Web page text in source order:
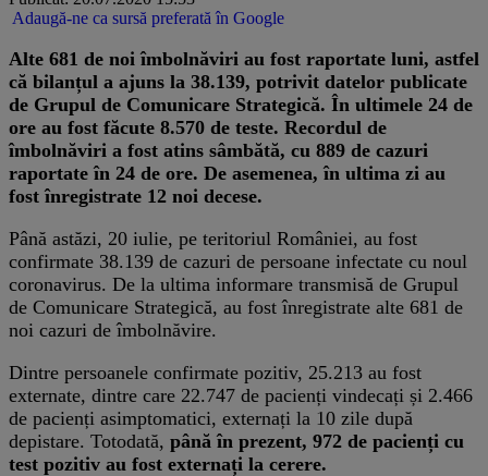
Adaugă-ne ca sursă preferată în Google
Alte 681 de noi îmbolnăviri au fost raportate luni, astfel
că bilanțul a ajuns la 38.139, potrivit datelor publicate
de Grupul de Comunicare Strategică. În ultimele 24 de
ore au fost făcute 8.570 de teste. Recordul de
îmbolnăviri a fost atins sâmbătă, cu 889 de cazuri
raportate în 24 de ore. De asemenea, în ultima zi au
fost înregistrate 12 noi decese.
Până astăzi, 20 iulie, pe teritoriul României, au fost
confirmate 38.139 de cazuri de persoane infectate cu noul
coronavirus. De la ultima informare transmisă de Grupul
de Comunicare Strategică, au fost înregistrate alte 681 de
noi cazuri de îmbolnăvire.
Dintre persoanele confirmate pozitiv, 25.213 au fost
externate, dintre care 22.747 de pacienți vindecați și 2.466
de pacienți asimptomatici, externați la 10 zile după
depistare. Totodată, până în prezent, 972 de pacienți cu
test pozitiv au fost externați la cerere.